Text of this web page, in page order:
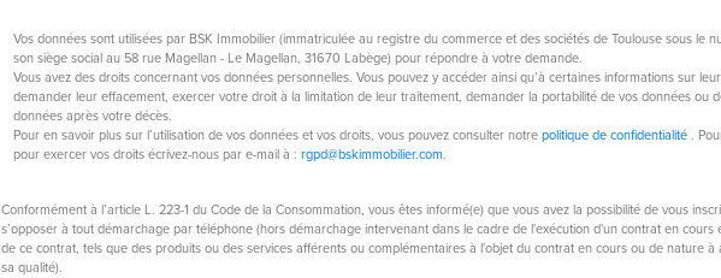
Maison de 200 m²
38130 Echirolles
7 pièces
200 m²
Vos données sont utilisées par BSK Immobilier (immatriculée au registre du commerce et des sociétés de Toulouse sous le
son siège social au 58 rue Magellan - Le Magellan, 31670 Labège) pour répondre à votre demande.
Vous avez des droits concernant vos données personnelles. Vous pouvez y accéder ainsi qu’à certaines informations sur
demander leur effacement, exercer votre droit à la limitation de leur traitement, demander la portabilité de vos données ou
données après votre décès.
Pour en savoir plus sur l’utilisation de vos données et vos droits, vous pouvez consulter notrepolitique de confidentialité.
pour exercer vos droits écrivez-nous par e-mail à :rgpd@bskimmobilier.com.
Conformément à l’article L. 223-1 du Code de la Consommation, vous êtes informé(e) que vous avez la possibilité de vous
s’opposer à tout démarchage par téléphone (hors démarchage intervenant dans le cadre de l'exécution d'un contrat en
de ce contrat, tels que des produits ou des services afférents ou complémentaires à l'objet du contrat en cours ou de nature
sa qualité).